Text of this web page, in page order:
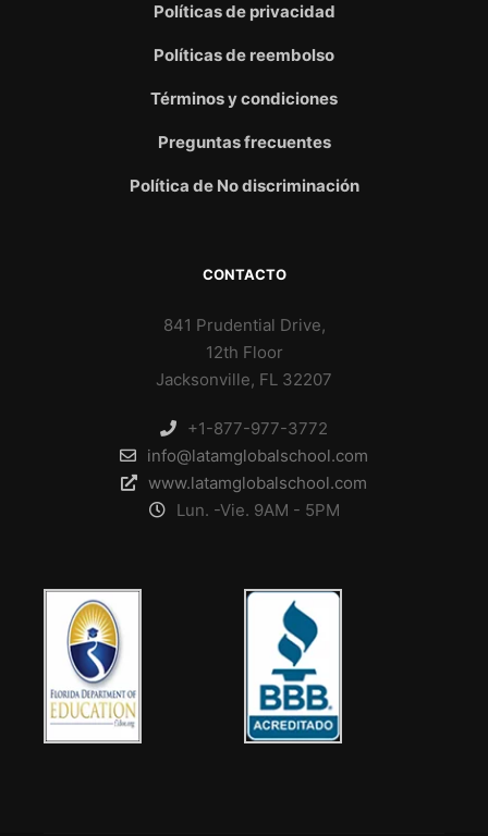
Políticas de privacidad
Políticas de reembolso
Términos y condiciones
Preguntas frecuentes
Política de No discriminación
CONTACTO
841 Prudential Drive,
12th Floor
Jacksonville, FL 32207
+1-877-977-3772
info@latamglobalschool.com
www.latamglobalschool.com
Lun. -Vie. 9AM - 5PM